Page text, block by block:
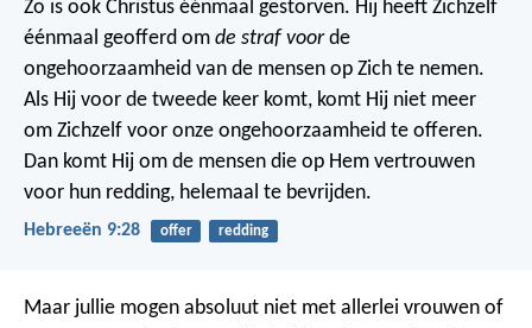
Zo is ook Christus éénmaal gestorven. Hij heeft Zichzelf
éénmaal geofferd om de straf voorde
ongehoorzaamheid van de mensen op Zich te nemen.
Als Hij voor de tweede keer komt, komt Hij niet meer
om Zichzelf voor onze ongehoorzaamheid te offeren.
Dan komt Hij om de mensen die op Hem vertrouwen
voor hun redding, helemaal te bevrijden.
Hebreeën 9:28 offer redding
Maar jullie mogen absoluut niet met allerlei vrouwen of